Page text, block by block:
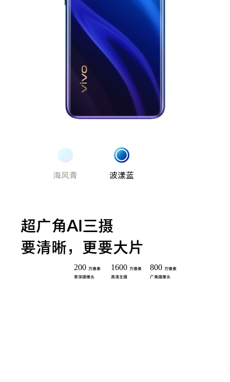
海风青 波漾蓝
超广角AI三摄
要清晰，更要大片
200 万像素
景深摄像头
1600 万像素
高清主摄
800 万像素
广角摄像头